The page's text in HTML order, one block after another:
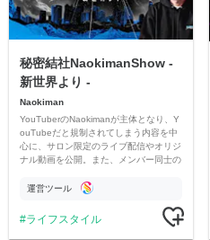
秘密結社NaokimanShow -
新世界より -
Naokiman
YouTuberのNaokimanが主体となり、Y
ouTubeだと規制されてしまう内容を中
心に、サロン限定のライブ配信やオリジ
ナル動画を公開。また、メンバー同士の
ただいています。
運営ツール
ライフスタイル